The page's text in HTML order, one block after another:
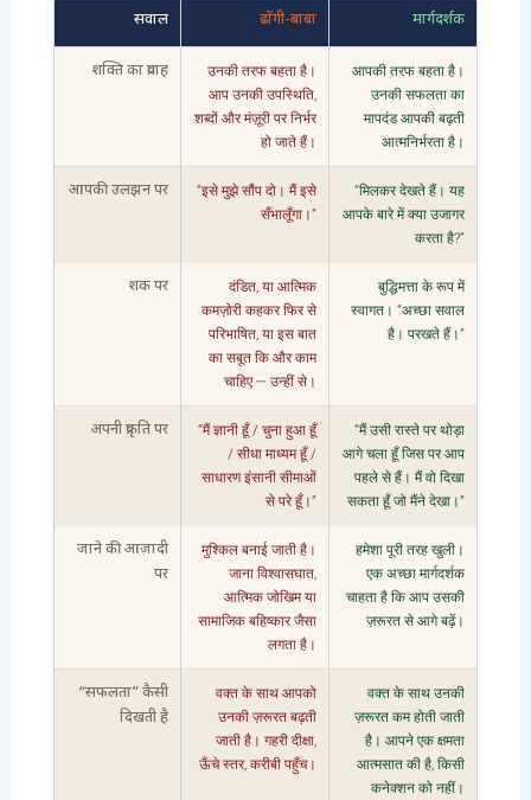
सवाल ढोंगी-बाबा मार्गदर्शक
शक्ति का प्रवाह
उनकी तरफ बहता है।
आप उनकी उपस्थिति,
शब्दों और मंज़ूरी पर निर्भर
हो जाते हैं।
आपकी तरफ बहता है।
उनकी सफलता का
मापदंड आपकी बढ़ती
आत्मनिर्भरता है।
आपकी उलझन पर
“इसे मुझे सौंप दो। मैं इसे
सँभालूँगा।”
“मिलकर देखते हैं। यह
आपके बारे में क्या उजागर
करता है?”
शक पर
दंडित, या आत्मिक
कमज़ोरी कहकर फिर से
परिभाषित, या इस बात
का सबूत कि और काम
चाहिए — उन्हीं से।
बुद्धिमत्ता के रूप में
स्वागत। “अच्छा सवाल
है। परखते हैं।”
अपनी प्रकृति पर
“मैं ज्ञानी हूँ / चुना हुआ हूँ
/ सीधा माध्यम हूँ /
साधारण इंसानी सीमाओं
से परे हूँ।”
“मैं उसी रास्ते पर थोड़ा
आगे चला हूँ जिस पर आप
पहले से हैं। मैं वो दिखा
सकता हूँ जो मैंने देखा।”
जाने की आज़ादी
पर
मुश्किल बनाई जाती है।
जाना विश्वासघात,
आत्मिक जोखिम या
सामाजिक बहिष्कार जैसा
लगता है।
हमेशा पूरी तरह खुली।
एक अच्छा मार्गदर्शक
चाहता है कि आप उसकी
ज़रूरत से आगे बढ़ें।
“सफलता” कैसी
दिखती है
वक्त के साथ आपको
उनकी ज़रूरत बढ़ती
जाती है। गहरी दीक्षा,
ऊँचे स्तर, करीबी पहुँच।
वक्त के साथ उनकी
ज़रूरत कम होती जाती
है। आपने एक क्षमता
आत्मसात की है, किसी
कनेक्शन को नहीं।